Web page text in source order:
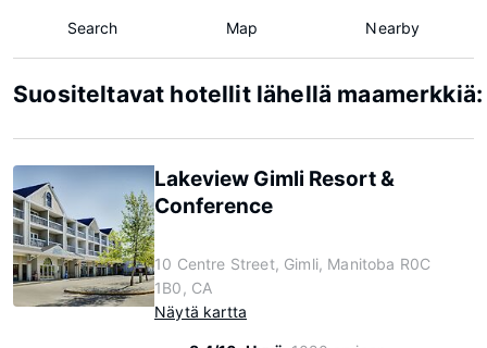
Search Map Nearby
Suositeltavat hotellit lähellä maamerkkiä:
Lakeview Gimli Resort &
Conference
10 Centre Street, Gimli, Manitoba R0C
1B0, CA
Näytä kartta